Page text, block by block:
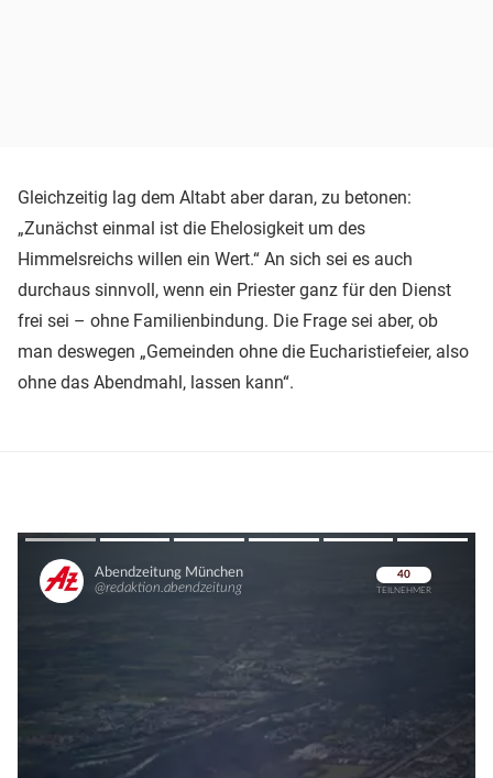
Gleichzeitig lag dem Altabt aber daran, zu betonen:
„Zunächst einmal ist die Ehelosigkeit um des
Himmelsreichs willen ein Wert.“ An sich sei es auch
durchaus sinnvoll, wenn ein Priester ganz für den Dienst
frei sei – ohne Familienbindung. Die Frage sei aber, ob
man deswegen „Gemeinden ohne die Eucharistiefeier, also
ohne das Abendmahl, lassen kann“.
Überspringen